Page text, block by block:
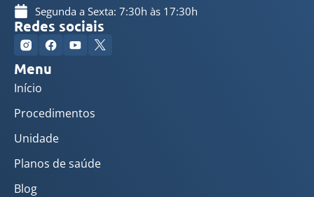
Segunda a Sexta: 7:30h às 17:30h
Redes sociais
Menu
Início
Procedimentos
Unidade
Planos de saúde
Blog